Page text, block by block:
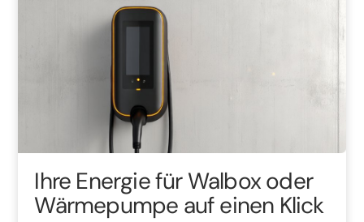
Ihre Energie für Walbox oder
Wärmepumpe auf einen Klick